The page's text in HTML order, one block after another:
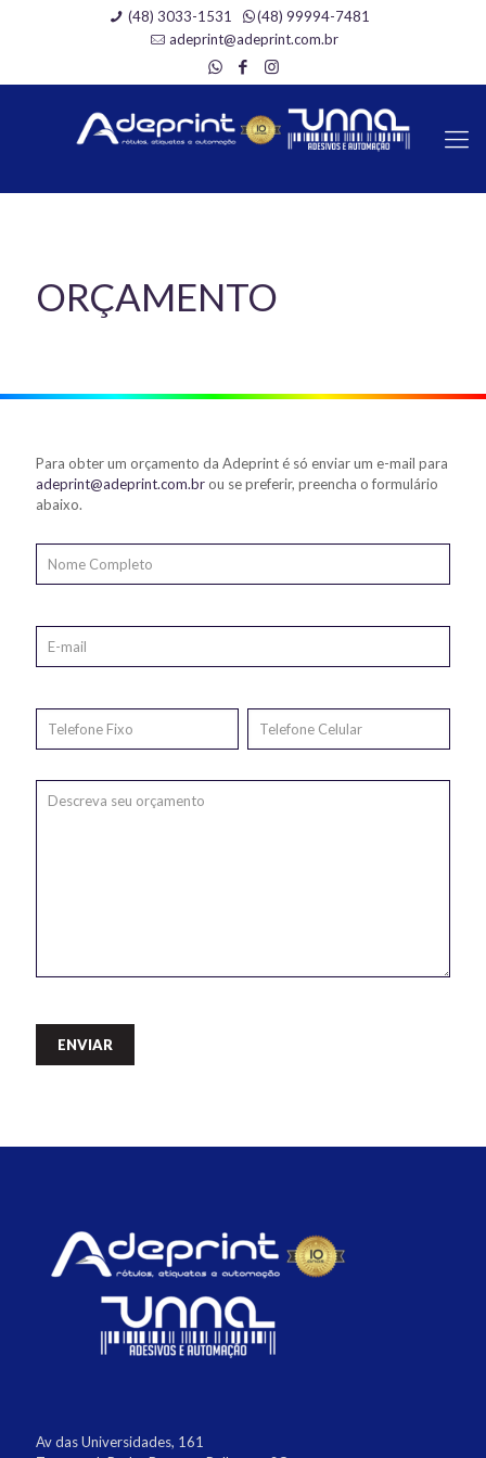
(48) 3033-1531
(48) 99994-7481
adeprint@adeprint.com.br
ORÇAMENTO
Para obter um orçamento da Adeprint é só enviar um e-mail para
adeprint@adeprint.com.brou se preferir, preencha o formulário
abaixo.
Av das Universidades, 161